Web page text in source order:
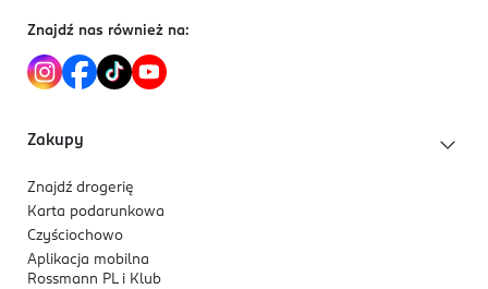
Znajdź nas również na:
Zakupy
Znajdź drogerię
Karta podarunkowa
Czyściochowo
Aplikacja mobilna
Rossmann PL i Klub